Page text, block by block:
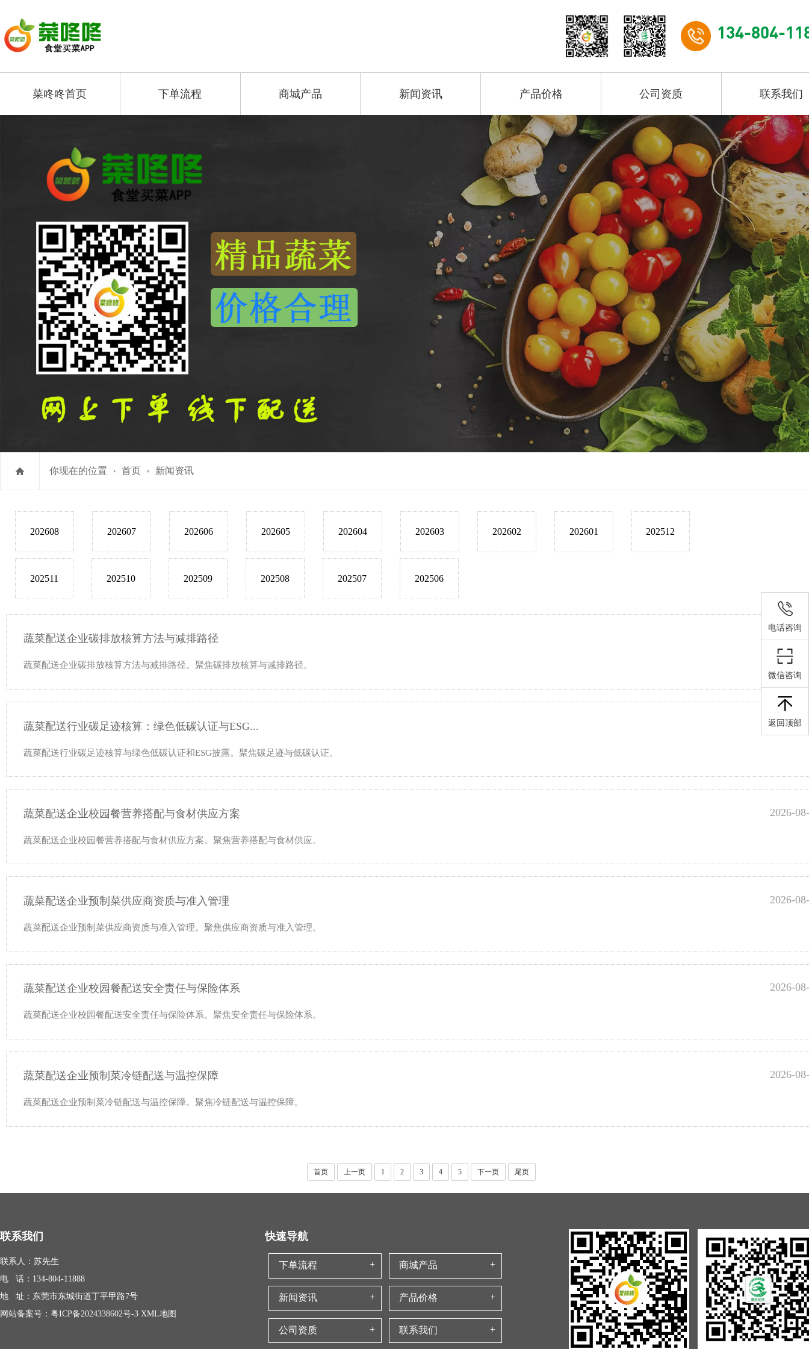
134-804-
菜咚咚首页 下单流程 商城产品 新闻资讯 产品价格 公司资质 联系我们
你现在的位置 首页 新闻资讯
202608 202607 202606 202605 202604 202603 202602 202601 202512
202511 202510 202509 202508 202507 202506
2026-
蔬菜配送企业碳排放核算方法与减排路径
蔬菜配送企业碳排放核算方法与减排路径。聚焦碳排放核算与减排路径。
2026-
蔬菜配送行业碳足迹核算：绿色低碳认证与ESG...
蔬菜配送行业碳足迹核算与绿色低碳认证和ESG披露。聚焦碳足迹与低碳认证。
2026-
蔬菜配送企业校园餐营养搭配与食材供应方案
蔬菜配送企业校园餐营养搭配与食材供应方案。聚焦营养搭配与食材供应。
2026-
蔬菜配送企业预制菜供应商资质与准入管理
蔬菜配送企业预制菜供应商资质与准入管理。聚焦供应商资质与准入管理。
2026-
蔬菜配送企业校园餐配送安全责任与保险体系
蔬菜配送企业校园餐配送安全责任与保险体系。聚焦安全责任与保险体系。
2026-
蔬菜配送企业预制菜冷链配送与温控保障
蔬菜配送企业预制菜冷链配送与温控保障。聚焦冷链配送与温控保障。
首页 上一页 1 2 3 4 5 下一页 尾页
联系我们
联系人：苏先生
电 话：134-804-11888
地 址：东莞市东城街道丁平甲路7号
网站备案号： 粤ICP备2024338602号-3 XML地图
快速导航
下单流程 商城产品
新闻资讯 产品价格
公司资质 联系我们
电话咨询
微信咨询
返回顶部